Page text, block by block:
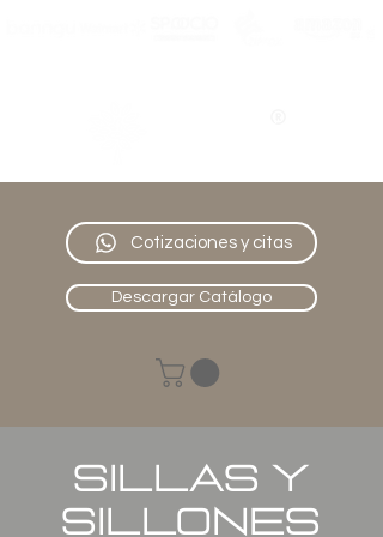
Cotizaciones y citas
Descargar Catálogo
SILLAS Y
SILLONES